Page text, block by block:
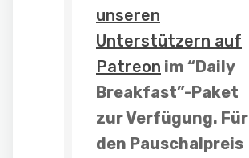
unseren
Unterstützern auf
Patreon im “Daily
Breakfast”-Paket
zur Verfügung. Für
den Pauschalpreis